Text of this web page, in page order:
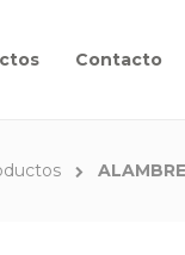
Contacto